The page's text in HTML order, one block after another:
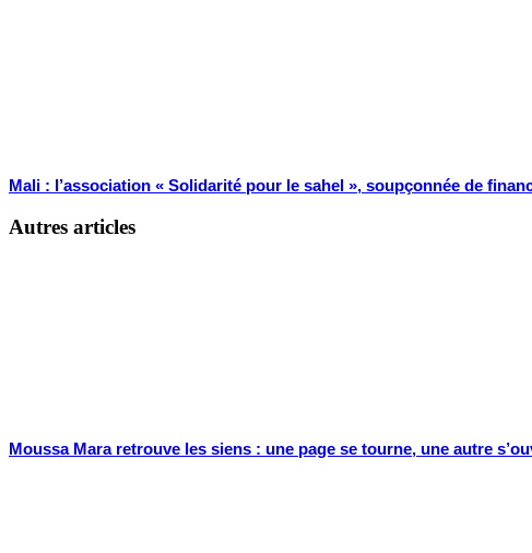
Mali : l’association « Solidarité pour le sahel », soupçonnée de
Autres articles
Moussa Mara retrouve les siens : une page se tourne, une autre